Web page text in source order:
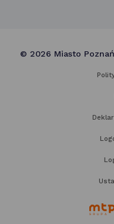
© 2026 Miasto